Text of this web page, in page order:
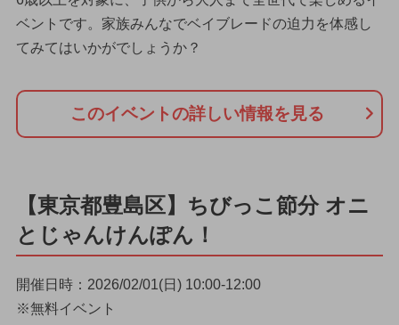
ベントです。家族みんなでベイブレードの迫力を体感し
てみてはいかがでしょうか？
このイベントの詳しい情報を見る
【東京都豊島区】ちびっこ節分 オニ
とじゃんけんぽん！
開催日時：2026/02/01(日) 10:00-12:00
※無料イベント